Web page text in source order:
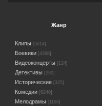
Жанр
Клипы [5614]
Боевики [4398]
Видеоконцерты [124]
Детективы [290]
Исторические [325]
Комедии [6240]
Мелодрамы [1166]